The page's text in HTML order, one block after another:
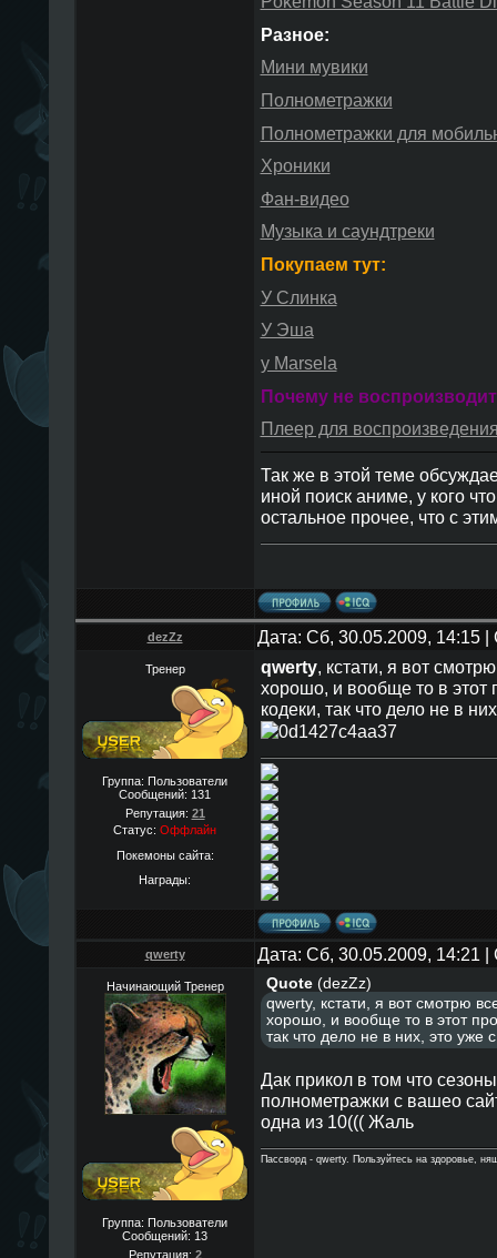
Разное:
Мини мувики
Полнометражки
Полнометражки для
Хроники
Фан-видео
Музыка и саундтреки
Покупаем тут:
У Слинка
У Эша
y Marsela
Почему не
Плеер для
Так же в этой теме
иной поиск аниме, у кого
остальное прочее, что с
dezZz Дата: Сб, 30.05.2009, 14:15
Тренер
Группа: Пользователи
Сообщений: 131
Репутация: 21
Статус: Оффлайн
Покемоны сайта:
Награды:
qwerty, кстати, я вот
хорошо, и вообще то в этот
кодеки, так что дело не в
qwerty Дата: Сб, 30.05.2009, 14:21
Начинающий Тренер
Группа: Пользователи
Сообщений: 13
Репутация: 2
Quote(dezZz)
qwerty, кстати, я вот смотрю
хорошо, и вообще то в этот
так что дело не в них, это уже
Дак прикол в том что
полнометражки с вашео
одна из 10((( Жаль
Пассворд - qwerty. Пользуйтесь на здоровье,